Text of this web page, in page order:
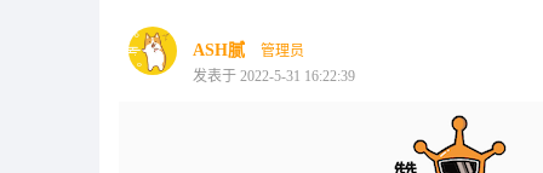
ASH腻
管理员
发表于 2022-5-31 16:22:39